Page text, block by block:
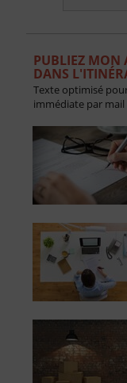
PUBLIEZ MON
DANS
Texte optimisé
immédiate par mail